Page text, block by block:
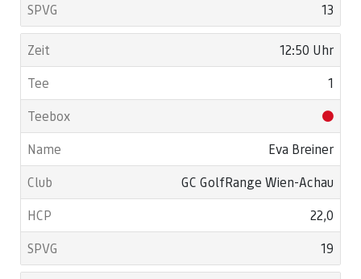
13
12:50 Uhr
1
Eva Breiner
GC GolfRange Wien-Achau
22,0
19